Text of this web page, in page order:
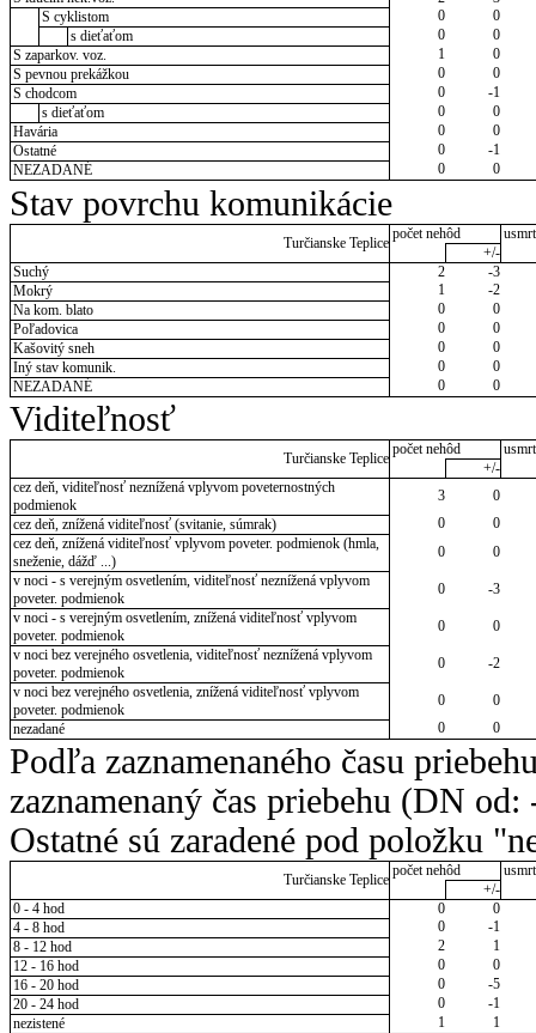
S cyklistom
0
0
s dieťaťom
0
0
S zaparkov. voz.
1
0
S pevnou prekážkou
0
0
S chodcom
0
-1
s dieťaťom
0
0
Havária
0
0
Ostatné
0
-1
NEZADANÉ
0 0
Stav povrchu komunikácie
Turčianske Teplice
počet nehôd
+/-
Suchý
2
-3
Mokrý
1
-2
Na kom. blato
0
0
Poľadovica
0
0
Kašovitý sneh
0
0
Iný stav komunik.
0
0
NEZADANÉ
0 0
Viditeľnosť
Turčianske Teplice
počet nehôd
+/-
cez deň, viditeľnosť neznížená vplyvom poveternostných
podmienok
3
0
cez deň, znížená viditeľnosť (svitanie, súmrak)
0
0
cez deň, znížená viditeľnosť vplyvom poveter. podmienok (hmla,
sneženie, dážď ...)
0
0
v noci - s verejným osvetlením, viditeľnosť neznížená vplyvom
poveter. podmienok
0
-3
v noci - s verejným osvetlením, znížená viditeľnosť vplyvom
poveter. podmienok
0
0
v noci bez verejného osvetlenia, viditeľnosť neznížená vplyvom
poveter. podmienok
0
-2
v noci bez verejného osvetlenia, znížená viditeľnosť vplyvom
poveter. podmienok
0
0
nezadané
0 0
Podľa zaznamenaného času
zaznamenaný čas priebehu (DN
Ostatné sú zaradené pod položku
Turčianske Teplice
počet nehôd
+/-
0 - 4 hod
0
0
4 - 8 hod
0
-1
8 - 12 hod
2
1
12 - 16 hod
0
0
16 - 20 hod
0
-5
20 - 24 hod
0
-1
nezistené
1 1